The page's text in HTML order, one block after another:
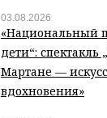
03.08.2026
«Национальный
дети“:
Мартане —
вдохновения»